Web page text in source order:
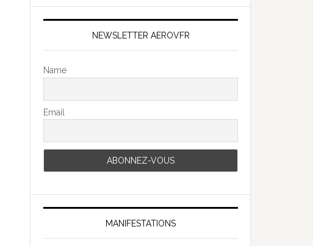
NEWSLETTER AEROVFR
Name
Email
MANIFESTATIONS